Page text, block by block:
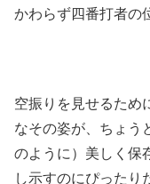
かわらず四番打者の
空振りを見せるため
なその姿が、ちょう
のように）美しく保
し示すのにぴったり